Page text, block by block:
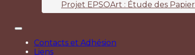
Projet EPSOArt : Étude des
Contacts et Adhésion
Liens